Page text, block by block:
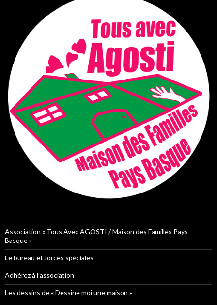
Association « Tous Avec AGOSTI / Maison des Familles Pays
Basque »
Le bureau et forces spéciales
Adhérez à l’association
Les dessins de « Dessine moi une maison »